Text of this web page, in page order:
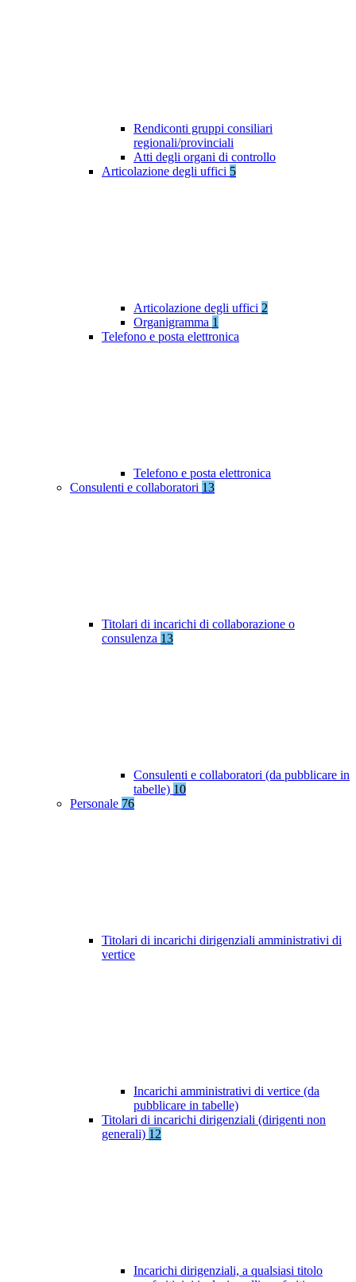
Rendiconti gruppi consiliari
regionali/provinciali
Atti degli organi di controllo
Articolazione degli uffici 5
Articolazione degli uffici 2
Organigramma 1
Telefono e posta elettronica
Telefono e posta elettronica
Consulenti e collaboratori 13
Titolari di incarichi di collaborazione o
consulenza 13
Consulenti e collaboratori (da pubblicare in
tabelle) 10
Personale 76
Titolari di incarichi dirigenziali amministrativi di
vertice
Incarichi amministrativi di vertice (da
pubblicare in tabelle)
Titolari di incarichi dirigenziali (dirigenti non
generali) 12
Incarichi dirigenziali, a qualsiasi titolo